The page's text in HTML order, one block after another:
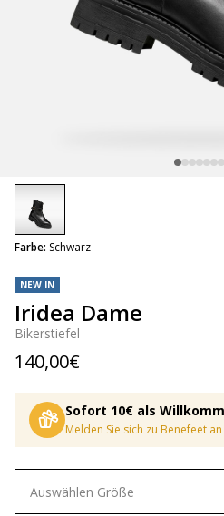
NEW IN
Iridea Dame
Bikerstiefel
140,00€
Sofort 10€ als
Melden Sie sich zu Benefeet an
Farbe: Schwarz
selected
Auswählen Größe